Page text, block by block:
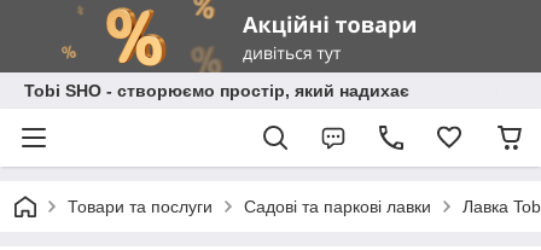
Tobi SHO - створюємо простір, який надихає
Товари та послуги Садові та паркові лавки Лавка